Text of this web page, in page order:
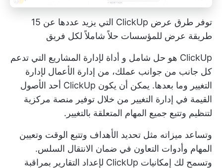
توفر طرق عرض ClickUp التي يزيد عددها عن 15
طريقة عرض للمؤسسات حلاً شاملاً لكل فريق
ClickUp هو حل شامل و أداة لإدارة المشاريع التي تدعم
كل جانب من جوانب عملك، من إدارة الأعمال لإدارة
التغيير وما بعدها. يمكن أن يكون ClickUp أحد الأصول
القيمة في إدارة التغيير من خلال توفير منصة مركزية
لتنظيم وتتبع جميع المهام المتعلقة بالتغيير.
وتساعد ميزاته مثل تحديد الأهداف وتتبع الوقت وتعيين
المهام وأدوات التعاون في ضمان الانتقال السلس.
وتسمح لك إمكانيات ClickUp لإعداد التقارير بمراقبة